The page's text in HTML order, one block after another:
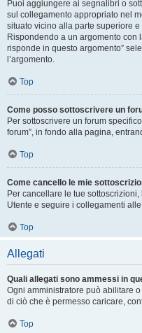
Puoi aggiungere ai segnalibri o
sul collegamento appropriato nel
situato vicino alla parte superiore
Rispondendo a un argomento con
risponde in questo argomento”
l’argomento.
Top
Come posso sottoscrivere un
Per sottoscrivere un forum
forum”, in fondo alla pagina,
Top
Come cancello le mie
Per cancellare le tue
Utente e seguire i collegamenti
Top
Allegati
Quali allegati sono ammessi in
Ogni amministratore può abilitare
di ciò che è permesso caricare,
Top